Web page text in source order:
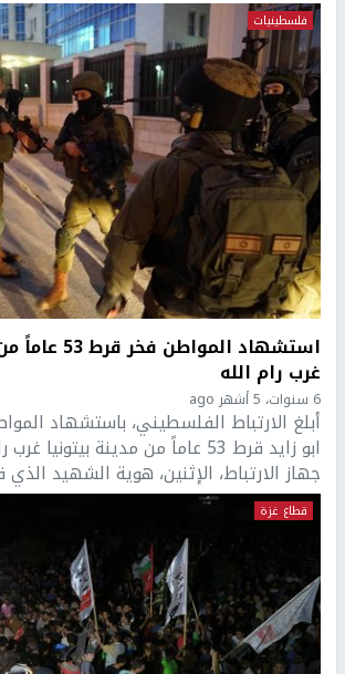
فلسطينيات
استشهاد
غرب رام الله
6 سنوات، 5 أشهر ago
أبلغ الارتباط الفلسطيني، باستشهاد
ابو زايد قرط 53 عاماً من مدينة
جهاز الارتباط، الإثنين، هوية الشهيد الذي
قطاع غزة